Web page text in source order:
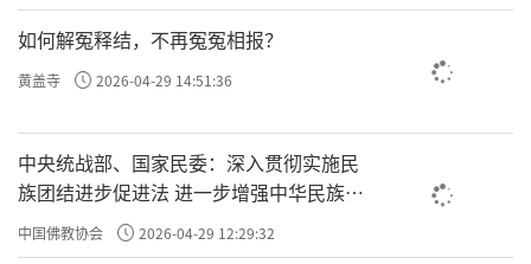
如何解冤释结，不再冤冤相报？
黄盖寺 2026-04-29 14:51:36
中央统战部、国家民委：深入贯彻实施民
族团结进步促进法 进一步增强中华民族凝
聚力向心力
中国佛教协会 2026-04-29 12:29:32